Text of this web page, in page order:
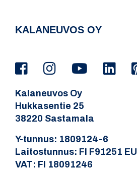
KALANEUVOS OY
Kalaneuvos Oy
Hukkasentie 25
38220 Sastamala
Y-tunnus: 1809124-6
Laitostunnus: FI F91251 EU
VAT: FI 18091246